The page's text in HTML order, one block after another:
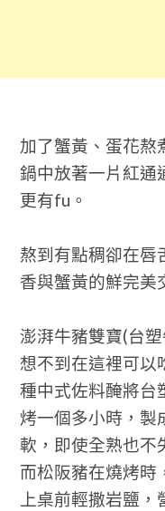
加了蟹黃、蛋花熬
鍋中放著一片紅通
更有fu。
熬到有點稠卻在唇
香與蟹黃的鮮完美
澎湃牛豬雙寶(台
想不到在這裡可以
種中式佐料醃將台
烤一個多小時，製
軟，即使全熟也不
而松阪豬在燒烤時
上桌前輕撒岩鹽，